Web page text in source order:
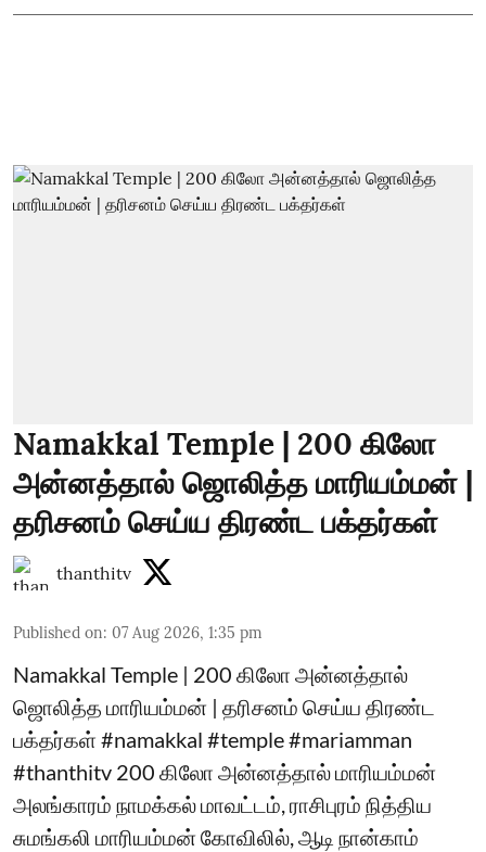
Namakkal Temple | 200 கிலோ
அன்னத்தால் ஜொலித்த மாரியம்மன் |
தரிசனம் செய்ய திரண்ட பக்தர்கள்
thanthitv
Published on: 07 Aug 2026, 1:35 pm
Namakkal Temple | 200 கிலோ அன்னத்தால்
ஜொலித்த மாரியம்மன் | தரிசனம் செய்ய திரண்ட
பக்தர்கள் #namakkal #temple #mariamman
#thanthitv 200 கிலோ அன்னத்தால் மாரியம்மன்
அலங்காரம் நாமக்கல் மாவட்டம், ராசிபுரம் நித்திய
சுமங்கலி மாரியம்மன் கோவிலில், ஆடி நான்காம்